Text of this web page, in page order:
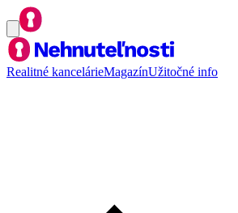
Realitné kancelárieMagazínUžitočné info